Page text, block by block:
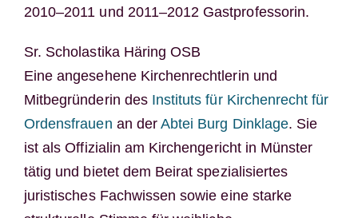
2010–2011 und 2011–2012 Gastprofessorin.
Sr. Scholastika Häring OSB
Eine angesehene Kirchenrechtlerin und
Mitbegründerin des Instituts für Kirchenrecht für
Ordensfrauen an der Abtei Burg Dinklage. Sie
ist als Offizialin am Kirchengericht in Münster
tätig und bietet dem Beirat spezialisiertes
juristisches Fachwissen sowie eine starke